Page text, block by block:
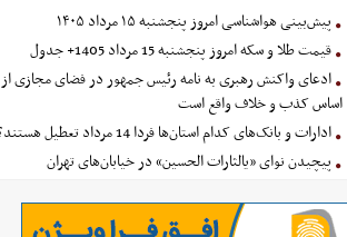
پیش‌بینی هواشناسی امروز پنجشنبه ۱۵ مرداد ۱۴۰۵
قیمت طلا و سکه امروز پنجشنبه 15 مرداد 1405+ جدول
ادعای واکنش رهبری به نامه رئیس جمهور در فضای مجازی از
اساس کذب و خلاف واقع است
ادارات و بانک‌های کدام استان‌ها فردا 14 مرداد تعطیل هستند؟
پیچیدن نوای «یالثارات الحسین» در خیابان‌های تهران